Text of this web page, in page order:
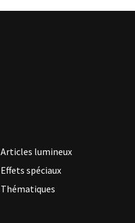
Articles lumineux
Effets spéciaux
Thématiques